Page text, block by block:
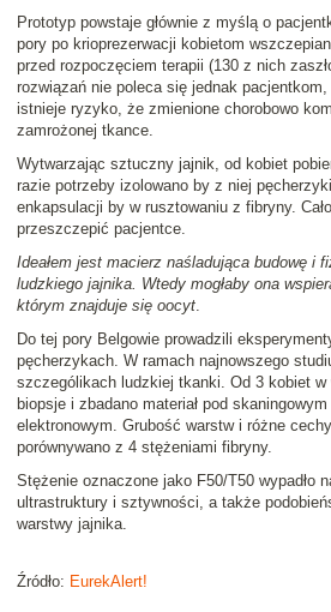
Prototyp powstaje głównie z myślą o
pory po krioprezerwacji kobietom
przed rozpoczęciem terapii (130 z nich
rozwiązań nie poleca się jednak
istnieje ryzyko, że zmienione chorobowo
zamrożonej tkance.
Wytwarzając sztuczny jajnik, od kobiet
razie potrzeby izolowano by z niej
enkapsulacji by w rusztowaniu z fibryny.
przeszczepić pacjentce.
Ideałem jest macierz naśladująca budowę i
ludzkiego jajnika. Wtedy mogłaby ona
którym znajduje się oocyt.
Do tej pory Belgowie prowadzili
pęcherzykach. W ramach najnowszego
szczególikach ludzkiej tkanki. Od 3 kobiet w
biopsje i zbadano materiał pod
elektronowym. Grubość warstw i różne
porównywano z 4 stężeniami fibryny.
Stężenie oznaczone jako F50/T50 wypadło
ultrastruktury i sztywności, a także
warstwy jajnika.
Źródło: EurekAlert!